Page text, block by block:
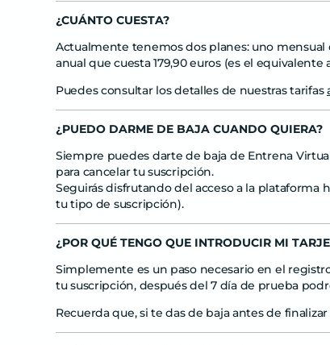
¿CUÁNTO CUESTA?
Actualmente tenemos dos planes: uno
anual que cuesta179,90 euros (es el equivalente
Puedes consultar los detalles de nuestras tarifas
¿PUEDO DARME DE BAJA CUANDO QUIERA?
Siempre puedes darte de baja de Entrena
para cancelar tu suscripción.
Seguirás disfrutando del acceso a la
tu tipo de suscripción).
¿POR QUÉ TENGO QUE INTRODUCIR MI
Simplemente es un paso necesario en el
tu suscripción, después del7 día de prueba
Recuerda que, si te das de baja antes de